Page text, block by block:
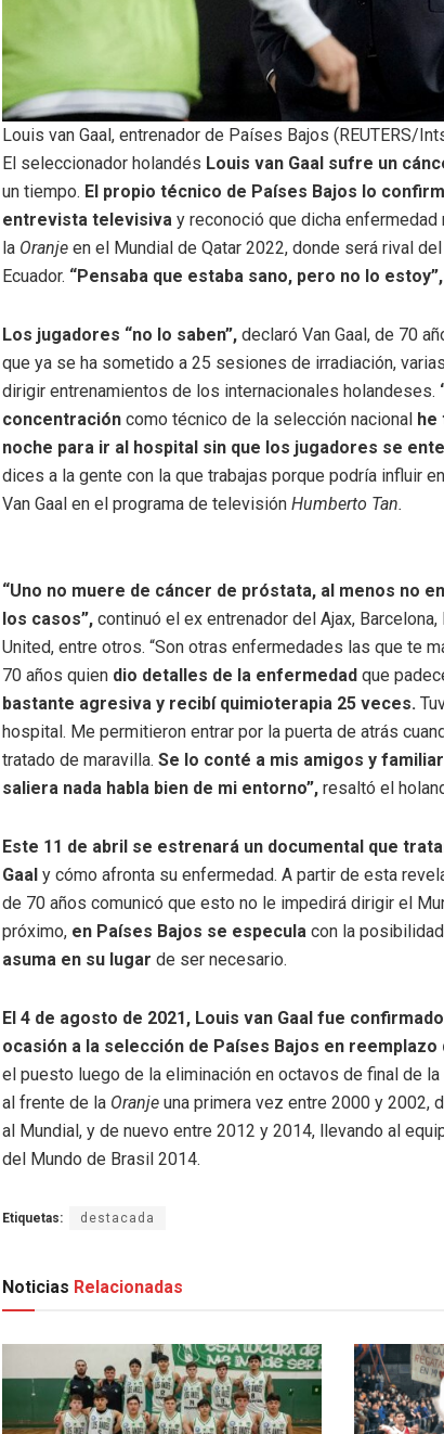
Louis van Gaal, entrenador de Países Bajos (REUTERS/
El seleccionador holandés Louis van Gaal sufre un
un tiempo. El propio técnico de Países Bajos lo
entrevista televisiva y reconoció que dicha
la Oranje en el Mundial de Qatar 2022, donde será rival
Ecuador. “Pensaba que estaba sano, pero no lo estoy”,
Los jugadores “no lo saben”, declaró Van Gaal, de 70
que ya se ha sometido a 25 sesiones de irradiación,
dirigir entrenamientos de los internacionales holandeses.
concentración como técnico de la selección nacional he
noche para ir al hospital sin que los jugadores se
dices a la gente con la que trabajas porque podría influir
Van Gaal en el programa de televisión Humberto Tan.
“Uno no muere de cáncer de próstata, al menos no
los casos”, continuó el ex entrenador del Ajax,
United, entre otros. “Son otras enfermedades las que te
70 años quien dio detalles de la enfermedad que
bastante agresiva y recibí quimioterapia 25 veces.
hospital. Me permitieron entrar por la puerta de atrás
tratado de maravilla. Se lo conté a mis amigos y
saliera nada habla bien de mi entorno”, resaltó el
Este 11 de abril se estrenará un documental que
Gaal y cómo afronta su enfermedad. A partir de esta
de 70 años comunicó que esto no le impedirá dirigir el
próximo, en Países Bajos se especula con la
asuma en su lugar de ser necesario.
El 4 de agosto de 2021, Louis van Gaal fue
ocasión a la selección de Países Bajos en reemplazo
el puesto luego de la eliminación en octavos de final de la
al frente de la Oranje una primera vez entre 2000 y 2002,
al Mundial, y de nuevo entre 2012 y 2014, llevando al
del Mundo de Brasil 2014.
Etiquetas: destacada
Noticias Relacionadas